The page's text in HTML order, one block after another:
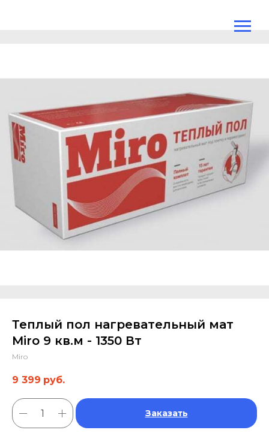
Теплый пол нагревательный мат
Miro 9 кв.м - 1350 Вт
Miro
9 399 руб.
Заказать